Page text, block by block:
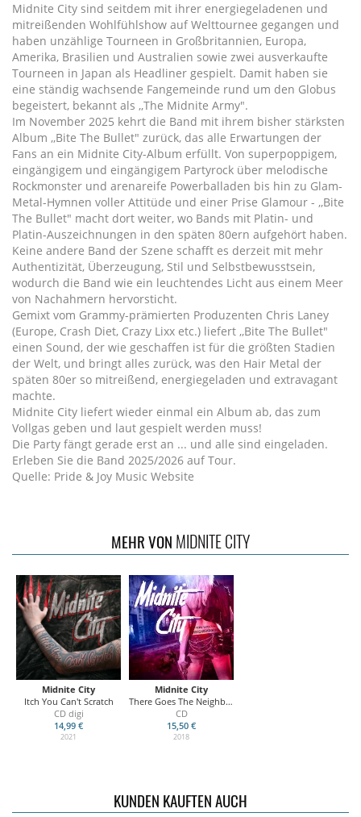
Midnite City sind seitdem mit ihrer energiegeladenen und
mitreißenden Wohlfühlshow auf Welttournee gegangen und
haben unzählige Tourneen in Großbritannien, Europa,
Amerika, Brasilien und Australien sowie zwei ausverkaufte
Tourneen in Japan als Headliner gespielt. Damit haben sie
eine ständig wachsende Fangemeinde rund um den Globus
begeistert, bekannt als ,,The Midnite Army".
Im November 2025 kehrt die Band mit ihrem bisher stärksten
Album ,,Bite The Bullet" zurück, das alle Erwartungen der
Fans an ein Midnite City-Album erfüllt. Von superpoppigem,
eingängigem und eingängigem Partyrock über melodische
Rockmonster und arenareife Powerballaden bis hin zu Glam-
Metal-Hymnen voller Attitüde und einer Prise Glamour - ,,Bite
The Bullet" macht dort weiter, wo Bands mit Platin- und
Platin-Auszeichnungen in den späten 80ern aufgehört haben.
Keine andere Band der Szene schafft es derzeit mit mehr
Authentizität, Überzeugung, Stil und Selbstbewusstsein,
wodurch die Band wie ein leuchtendes Licht aus einem Meer
von Nachahmern hervorsticht.
Gemixt vom Grammy-prämierten Produzenten Chris Laney
(Europe, Crash Diet, Crazy Lixx etc.) liefert ,,Bite The Bullet"
einen Sound, der wie geschaffen ist für die größten Stadien
der Welt, und bringt alles zurück, was den Hair Metal der
späten 80er so mitreißend, energiegeladen und extravagant
machte.
Midnite City liefert wieder einmal ein Album ab, das zum
Vollgas geben und laut gespielt werden muss!
Die Party fängt gerade erst an ... und alle sind eingeladen.
Erleben Sie die Band 2025/2026 auf Tour.
Quelle: Pride & Joy Music Website
MEHR VON MIDNITE CITY
Midnite City
Itch You Can't Scratch
CD digi
14,99 €
2021
Midnite City
There Goes The Neighbourhood
CD
15,50 €
2018
KUNDEN KAUFTEN AUCH